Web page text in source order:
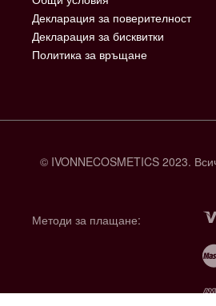
Декларация за поверителност
Декларация за бисквитки
Политика за връщане
© IVONNECOSMETICS 2023.
Методи за плащане: